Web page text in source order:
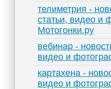
телиметрия -
статьи, видео и
Мотогонки.ру
вебинар -
видео и
картахена -
видео и